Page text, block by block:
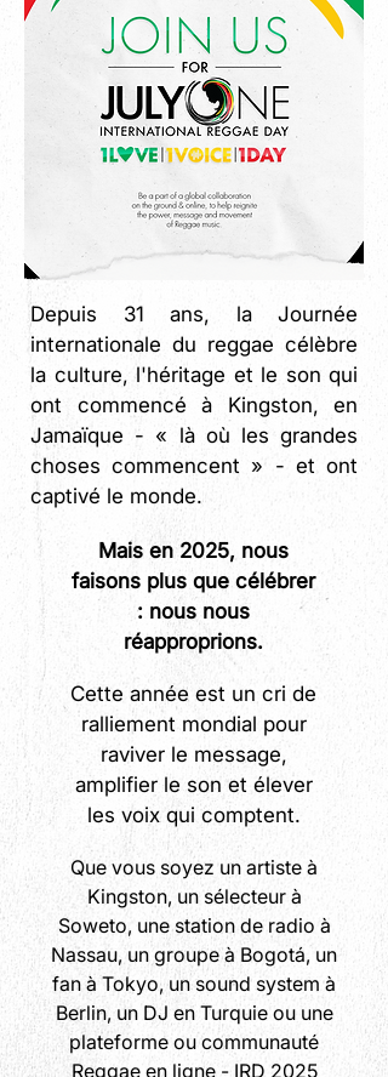
Depuis 31 ans, la Journée
internationale du reggae célèbre
la culture, l'héritage et le son qui
ont commencé à Kingston, en
Jamaïque - « là où les grandes
choses commencent » - et ont
captivé le monde.
Mais en 2025, nous
faisons plus que célébrer
: nous nous
réapproprions.
Cette année est un cri de
ralliement mondial pour
raviver le message,
amplifier le son et élever
les voix qui comptent.
Que vous soyez un artiste à
Kingston, un sélecteur à
Soweto, une station de radio à
Nassau, un groupe à Bogotá, un
fan à Tokyo, un sound system à
Berlin, un DJ en Turquie ou une
plateforme ou communauté
Reggae en ligne - IRD 2025